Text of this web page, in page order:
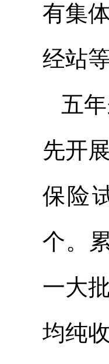
有集
经站
五
先开
保险
个。
一大
均纯